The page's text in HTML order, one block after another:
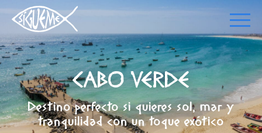
CABO VERDE
Destino perfecto si quieres sol, mar y
tranquilidad con un toque exótico